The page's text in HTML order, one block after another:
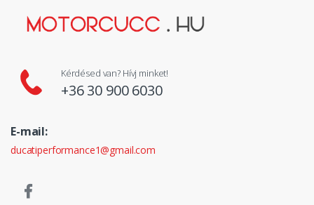
Kérdésed van? Hívj minket!
+36 30 900 6030
E-mail:
ducatiperformance1@gmail.com